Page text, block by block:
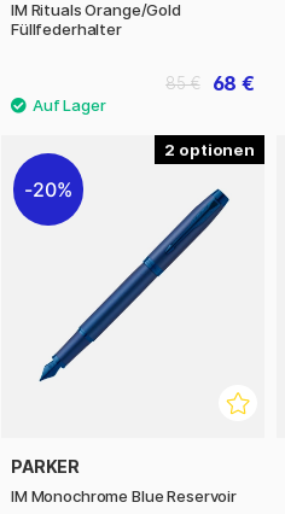
IM Rituals Orange/Gold
Füllfederhalter
68 €
85 €
2
20%
PARKER
IM Monochrome Blue Reservoir